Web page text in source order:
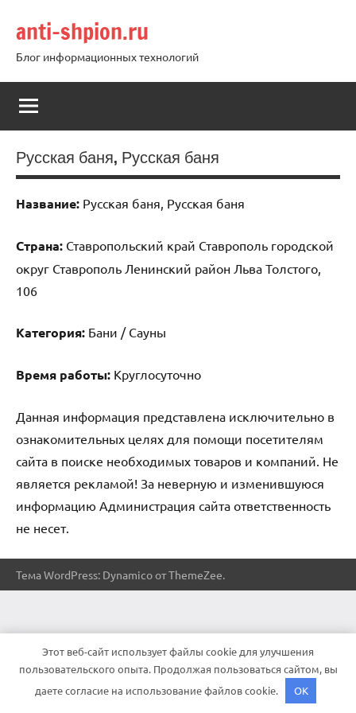
содержимому
anti-shpion.ru
Блог информационных технологий
Русская баня, Русская баня
Название: Русская баня, Русская баня
Страна: Ставропольский край Ставрополь городской
округ Ставрополь Ленинский район Льва Толстого,
106
Категория: Бани / Сауны
Время работы: Круглосуточно
Данная информация представлена исключительно в
ознакомительных целях для помощи посетителям
сайта в поиске необходимых товаров и компаний. Не
является рекламой! За неверную и изменившуюся
информацию Администрация сайта ответственность
не несет.
Тема WordPress: Dynamico от ThemeZee.
Этот веб-сайт использует файлы cookie для улучшения
пользовательского опыта. Продолжая пользоваться сайтом, вы
даете согласие на использование файлов cookie.
OK